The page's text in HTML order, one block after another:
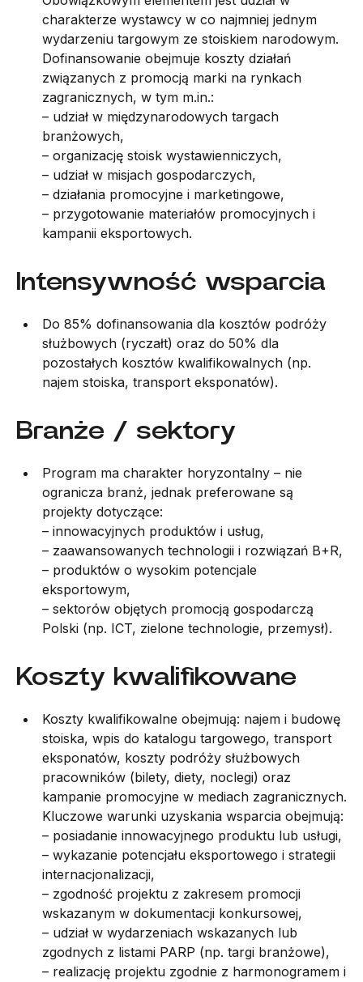
charakterze wystawcy w co najmniej jednym
wydarzeniu targowym ze stoiskiem narodowym.
Dofinansowanie obejmuje koszty działań
związanych z promocją marki na rynkach
zagranicznych, w tym m.in.:
– udział w międzynarodowych targach
branżowych,
– organizację stoisk wystawienniczych,
– udział w misjach gospodarczych,
– działania promocyjne i marketingowe,
– przygotowanie materiałów promocyjnych i
kampanii eksportowych.
Intensywność wsparcia
Do 85% dofinansowania dla kosztów podróży
służbowych (ryczałt) oraz do 50% dla
pozostałych kosztów kwalifikowalnych (np.
najem stoiska, transport eksponatów).
Branże / sektory
Program ma charakter horyzontalny – nie
ogranicza branż, jednak preferowane są
projekty dotyczące:
– innowacyjnych produktów i usług,
– zaawansowanych technologii i rozwiązań B+R,
– produktów o wysokim potencjale
eksportowym,
– sektorów objętych promocją gospodarczą
Polski (np. ICT, zielone technologie, przemysł).
Koszty kwalifikowane
Koszty kwalifikowalne obejmują: najem i budowę
stoiska, wpis do katalogu targowego, transport
eksponatów, koszty podróży służbowych
pracowników (bilety, diety, noclegi) oraz
kampanie promocyjne w mediach zagranicznych.
Kluczowe warunki uzyskania wsparcia obejmują:
– posiadanie innowacyjnego produktu lub usługi,
– wykazanie potencjału eksportowego i strategii
internacjonalizacji,
– zgodność projektu z zakresem promocji
wskazanym w dokumentacji konkursowej,
– udział w wydarzeniach wskazanych lub
zgodnych z listami PARP (np. targi branżowe),
– realizację projektu zgodnie z harmonogramem i